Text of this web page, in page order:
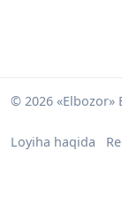
© 2026 «Elbozor»
Loyiha haqida